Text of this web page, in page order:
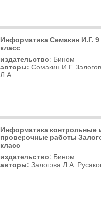
Информатика Семакин И.Г. 9
класс
издательство: Бином
авторы:Семакин И.Г.
Л.А.
Информатика контрольные
проверочные работы
класс
издательство: Бином
авторы:Залогова Л.А.